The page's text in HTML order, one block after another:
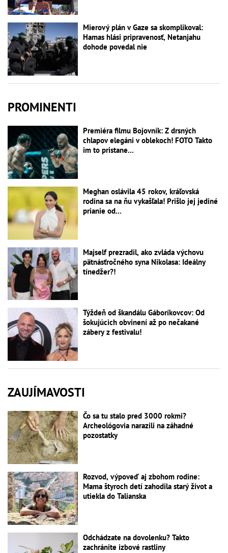
Mierový plán v Gaze sa skomplikoval:
Hamas hlási pripravenosť, Netanjahu
dohode povedal nie
PROMINENTI
Premiéra filmu Bojovník: Z drsných
chlapov elegáni v oblekoch! FOTO Takto
im to pristane...
Meghan oslávila 45 rokov, kráľovská
rodina sa na ňu vykašľala! Prišlo jej jediné
prianie od...
Majself prezradil, ako zvláda výchovu
pätnásťročného syna Nikolasa: Ideálny
tínedžer?!
Týždeň od škandálu Gáboríkovcov: Od
šokujúcich obvinení až po nečakané
zábery z festivalu!
ZAUJÍMAVOSTI
Čo sa tu stalo pred 3000 rokmi?
Archeológovia narazili na záhadné
pozostatky
Rozvod, výpoveď aj zbohom rodine:
Mama štyroch detí zahodila starý život a
utiekla do Talianska
Odchádzate na dovolenku? Takto
zachránite izbové rastliny